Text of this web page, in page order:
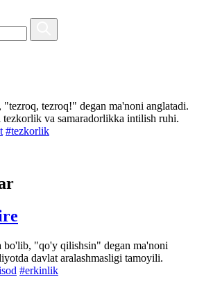
tezroq!" degan ma'noni anglatadi.
va samaradorlikka intilish ruhi.
#tezkorlik
bo'lib, "qo'y qilishsin" degan ma'noni
davlat aralashmasligi tamoyili.
#erkinlik